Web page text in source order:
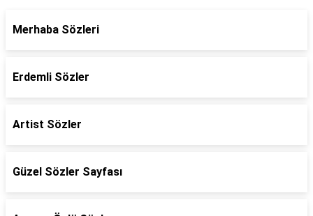
Merhaba Sözleri
Erdemli Sözler
Artist Sözler
Güzel Sözler Sayfası